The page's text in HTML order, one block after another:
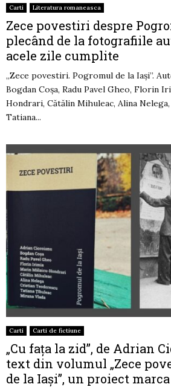
Carti Literatura romaneasca
Zece povestiri despre
plecând de la fotografiile
acele zile cumplite
„Zece povestiri. Pogromul de la Iași”.
Bogdan Coșa, Radu Pavel Gheo, Florin
Hondrari, Cătălin Mihuleac, Alina
Tatiana...
Carti Carti de fictiune
„Cu fața la zid”, de Adrian
text din volumul „Zece
de la Iași”, un proiect